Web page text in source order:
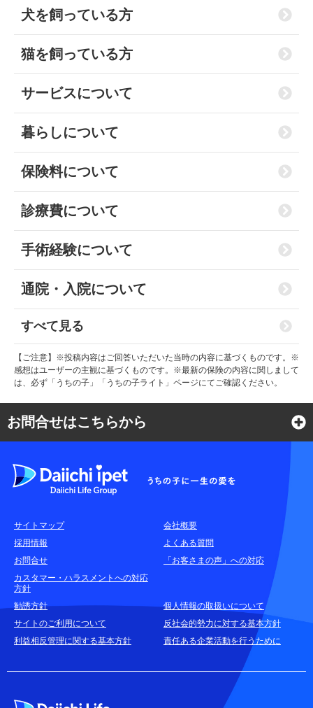
犬を飼っている方
猫を飼っている方
サービスについて
暮らしについて
保険料について
診療費について
手術経験について
通院・入院について
すべて見る
【ご注意】※投稿内容はご回答いただいた当時の内容に基づくものです。※
感想はユーザーの主観に基づくものです。※最新の保険の内容に関しまして
は、必ず「うちの子」「うちの子ライト」ページにてご確認ください。
お問合せはこちらから
各種お問合せ窓口
耳や言葉の不自由なお客さまのお問合せ窓口
お申込みをご検討中のお客さま
(商品に関するお問合せ・資料請求)
資料請求はこちら
サイトマップ
会社概要
採用情報
よくある質問
お問合せ
「お客さまの声」への対応
カスタマー・ハラスメントへの対応
方針
勧誘方針
個人情報の取扱いについて
サイトのご利用について
反社会的勢力に対する基本方針
利益相反管理に関する基本方針
責任ある企業活動を行うために